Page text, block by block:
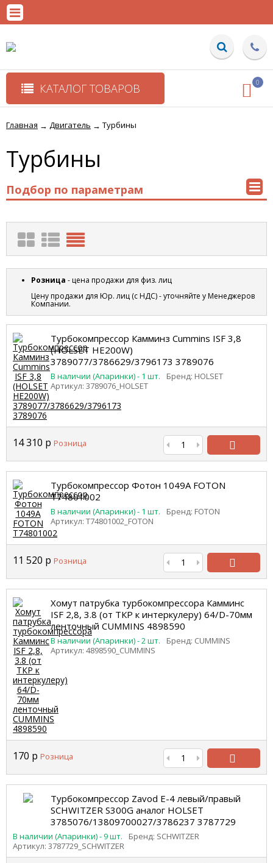
КАТАЛОГ ТОВАРОВ 0
Главная → Двигатель → Турбины
Турбины
Подбор по параметрам
Розница - цена продажи для физ. лиц
Цену продажи для Юр. лиц (с НДС) - уточняйте у Менеджеров
Компании.
Турбокомпрессор Камминз Cummins ISF 3,8
(HOLSET HE200W)
3789077/3786629/3796173 3789076
В наличии (Апаринки) - 1 шт.
Бренд: HOLSET
Артикул: 3789076_HOLSET
14 310 р Розница
В
корзину
Турбокомпрессор Фотон 1049А FOTON
Т74801002
В наличии (Апаринки) - 1 шт.
Бренд: FOTON
Артикул: Т74801002_FOTON
11 520 р Розница
В
корзину
Хомут патрубка турбокомпрессора Камминс
ISF 2,8, 3.8 (от ТКР к интеркулеру) 64/D-70мм
ленточный CUMMINS 4898590
В наличии (Апаринки) - 2 шт.
Бренд: CUMMINS
Артикул: 4898590_CUMMINS
170 р Розница
В
корзину
Турбокомпрессор Zavod Е-4 левый/правый
SCHWITZER S300G аналог HOLSET
3785076/13809700027/3786237 3787729
В наличии (Апаринки) - 9 шт.
Бренд: SCHWITZER
Артикул: 3787729_SCHWITZER